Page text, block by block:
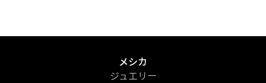
メシカ
ジュエリー